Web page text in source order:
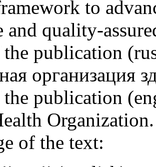
to
and quality-
the publication
организация
the publication
of the text: